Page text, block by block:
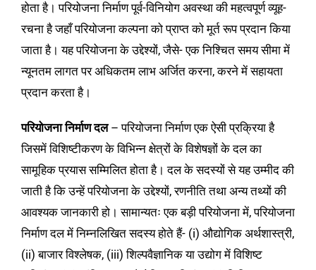
होता है। परियोजना निर्माण पूर्व-विनियोग अवस्था की महत्वपूर्ण व्यूह-
रचना है जहाँ परियोजना कल्पना को प्राप्त को मूर्त रूप प्रदान किया
जाता है। यह परियोजना के उद्देश्यों, जैसे- एक निश्चित समय सीमा में
न्यूनतम लागत पर अधिकतम लाभ अर्जित करना, करने में सहायता
प्रदान करता है।
परियोजना निर्माण दल– परियोजना निर्माण एक ऐसी प्रक्रिया है
जिसमें विशिष्टीकरण के विभिन्न क्षेत्रों के विशेषज्ञों के दल का
सामूहिक प्रयास सम्मिलित होता है। दल के सदस्यों से यह उम्मीद की
जाती है कि उन्हें परियोजना के उद्देश्यों, रणनीति तथा अन्य तथ्यों की
आवश्यक जानकारी हो। सामान्यतः एक बड़ी परियोजना में, परियोजना
निर्माण दल में निम्नलिखित सदस्य होते हैं- (i) औद्योगिक अर्थशास्त्री,
(ii) बाजार विश्लेषक, (iii) शिल्पवैज्ञानिक या उद्योग में विशिष्ट